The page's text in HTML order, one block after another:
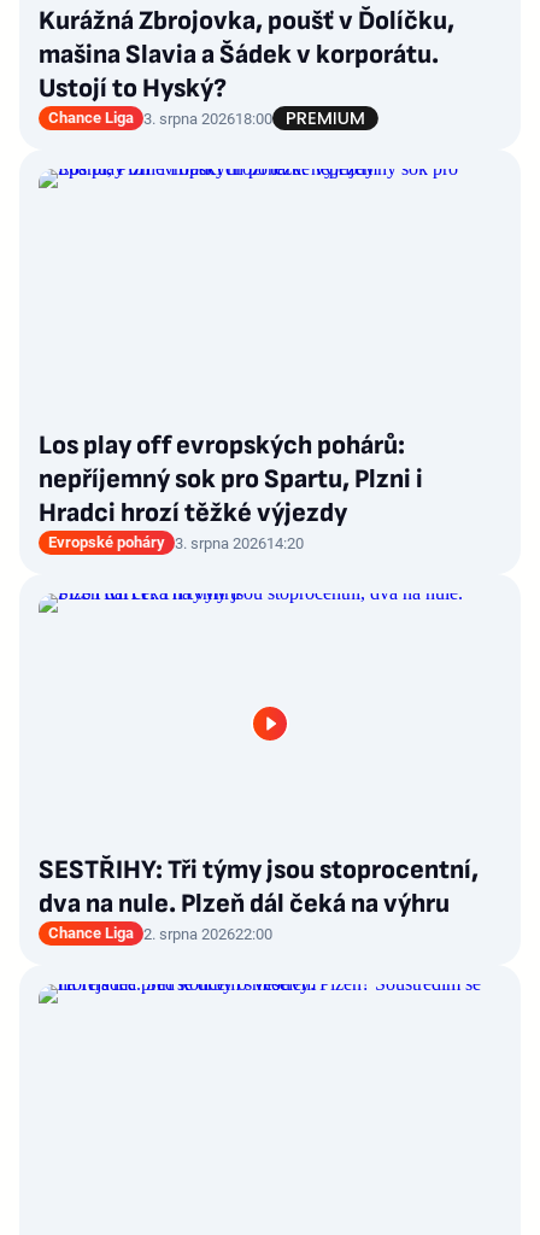
Kurážná Zbrojovka, poušť v Ďolíčku,
mašina Slavia a Šádek v korporátu.
Ustojí to Hyský?
Chance Liga 3. srpna 202618:00
Los play off evropských pohárů:
nepříjemný sok pro Spartu, Plzni i
Hradci hrozí těžké výjezdy
Evropské poháry 3. srpna 202614:20
SESTŘIHY: Tři týmy jsou stoprocentní,
dva na nule. Plzeň dál čeká na výhru
Chance Liga 2. srpna 202622:00